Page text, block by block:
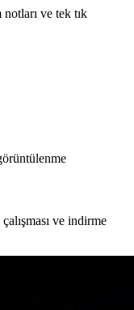
ve tek tık
ve indirme